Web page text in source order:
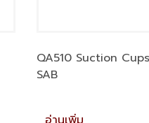
QA510 Suction
SAB